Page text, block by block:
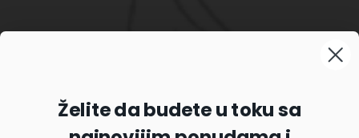
Želite da budete u toku sa